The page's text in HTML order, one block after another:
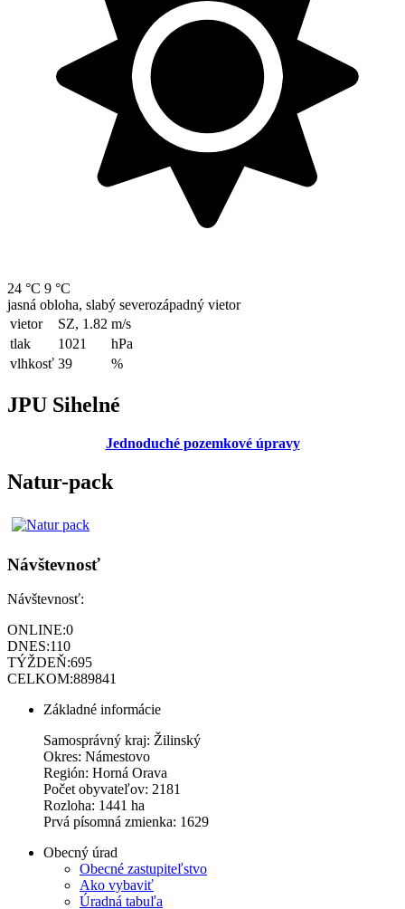
24 °C 9 °C
jasná obloha, slabý severozápadný vietor
vietor
SZ, 1.82 m/s
tlak
1021
hPa
vlhkosť 39 %
JPU Sihelné
Jednoduché pozemkové úpravy
Natur-pack
Návštevnosť
Návštevnosť:
ONLINE:0
DNES:110
TÝŽDEŇ:695
CELKOM:889841
Základné informácie
Samosprávný kraj: Žilinský
Okres: Námestovo
Región: Horná Orava
Počet obyvateľov: 2181
Rozloha: 1441 ha
Prvá písomná zmienka: 1629
Obecný úrad
Obecné zastupiteľstvo
Ako vybaviť
Úradná tabuľa